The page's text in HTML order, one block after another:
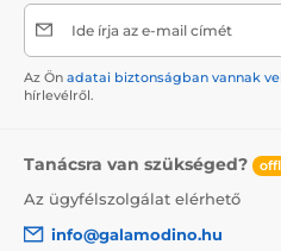
Ide írja az e-mail címét
Az Ön adatai biztonságban vannak
hírlevélről.
Tanácsra van szükséged?
Az ügyfélszolgálat elérhető
info@galamodino.hu